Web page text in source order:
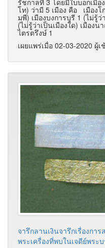
โท) ว่ามี 5 เมือง คือ เมือง
มพี) เมืองบงการบุรี 1 (ไม่รู้
(ไม่รู้ว่าเป็นเมืองใด) เมืองน
ไตรตรึงษ์ 1
เผยแพร่เมื่อ 02-03-2020 ผู้
จารึกลานเงินจารึกเรื่องกา
พระเครื่องที่พบในเจดีย์พระ